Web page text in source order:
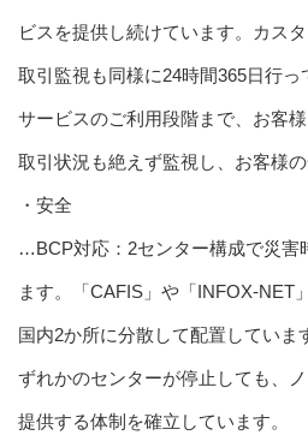
ビスを提供し続けています。カス
取引監視も同様に24時間365日行
サービスのご利用段階まで、お客
取引状況も絶えず監視し、お客様の
・安全
…BCP対応：2センター構成で災害
ます。「CAFIS」や「INFOX-NET
国内2か所に分散して配置していま
ずれかのセンターが停止しても、
提供する体制を確立しています。